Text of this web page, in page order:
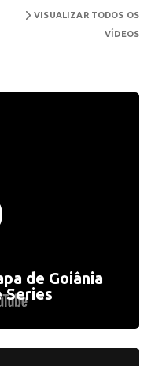
VISUALIZAR TODOS OS
VÍDEOS
de Goiânia
Series